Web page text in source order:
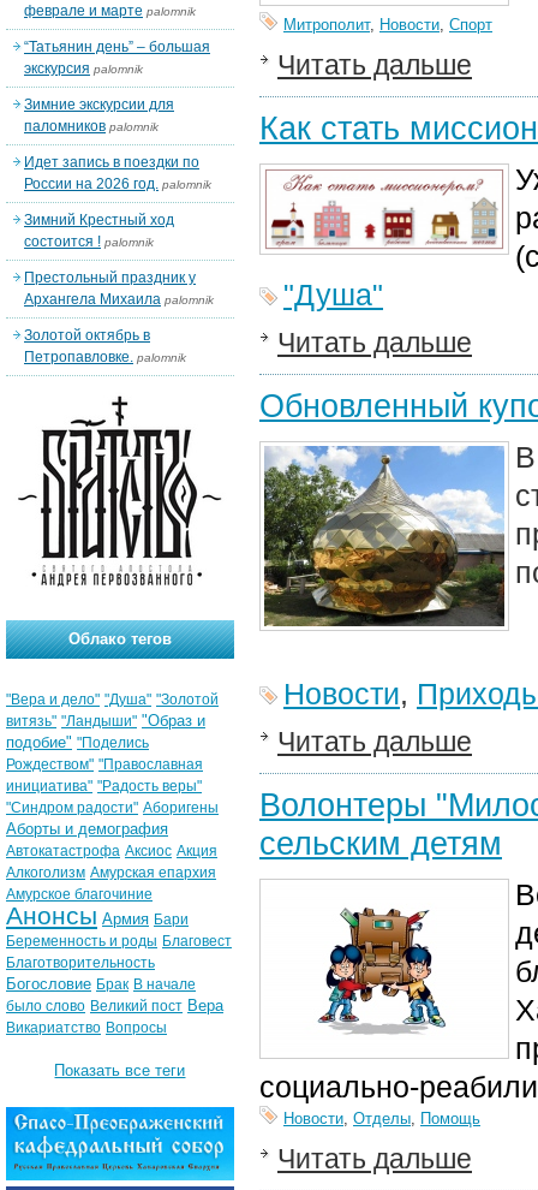
Митрополит, Новости, Спорт
Читать дальше
Как стать
"Душа"
Читать дальше
Обновленный
Новости,
Читать дальше
Волонтеры
сельским детям
социально-
Новости, Отделы, Помощь
Читать дальше
феврале и марте palomnik
“Татьянин день” – большая
экскурсия palomnik
Зимние экскурсии для
паломников palomnik
Идет запись в поездки по
России на 2026 год. palomnik
Зимний Крестный ход
состоится ! palomnik
Престольный праздник у
Архангела Михаила palomnik
Золотой октябрь в
Петропавловке. palomnik
Облако тегов
"Вера и дело" "Душа" "Золотой
витязь" "Ландыши" "Образ и
подобие" "Поделись
Рождеством" "Православная
инициатива" "Радость веры"
"Синдром радости" Аборигены
Аборты и демография
Автокатастрофа Аксиос Акция
Алкоголизм Амурская епархия
Амурское благочиние
Анонсы Армия Бари
Беременность и роды Благовест
Благотворительность
Богословие Брак В начале
было слово Великий пост Вера
Викариатство Вопросы
Показать все теги